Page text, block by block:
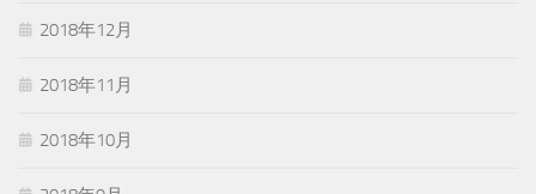
2018年12月
2018年11月
2018年10月